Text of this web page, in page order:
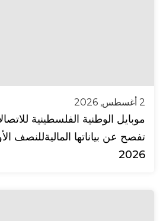
2 أغسطس, 2026
تفصح عن بياناتها الماليةللنصف
2026